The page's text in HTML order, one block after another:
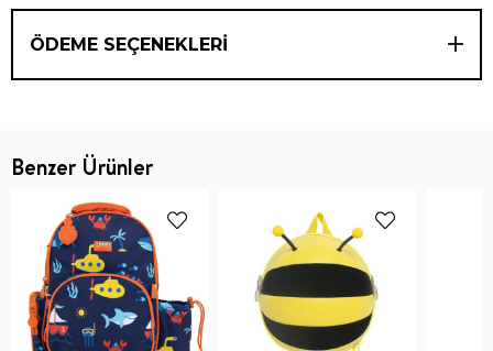
ÖDEME SEÇENEKLERI
Benzer Ürünler